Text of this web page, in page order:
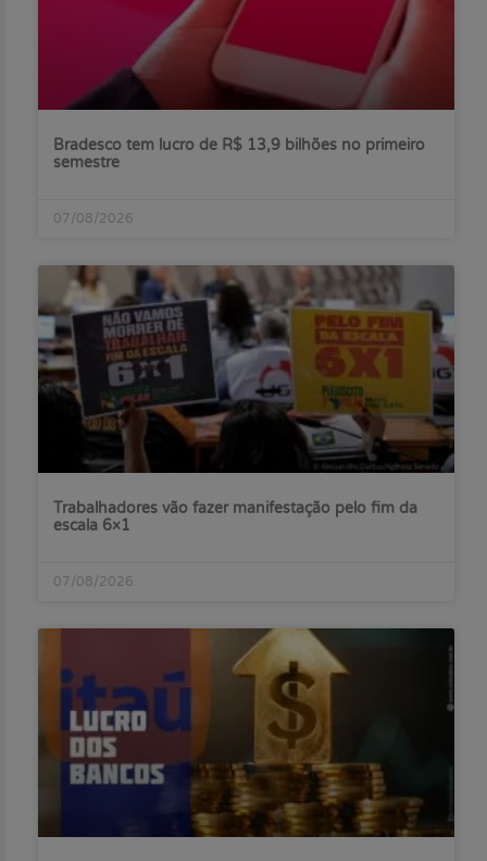
Bradesco tem lucro de R$ 13,9 bilhões no primeiro
semestre
07/08/2026
Trabalhadores vão fazer manifestação pelo fim da
escala 6×1
07/08/2026